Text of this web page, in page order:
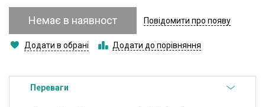
Немає в наявност Повідомити про появу
Додати в обрані Додати до порівняння
Переваги